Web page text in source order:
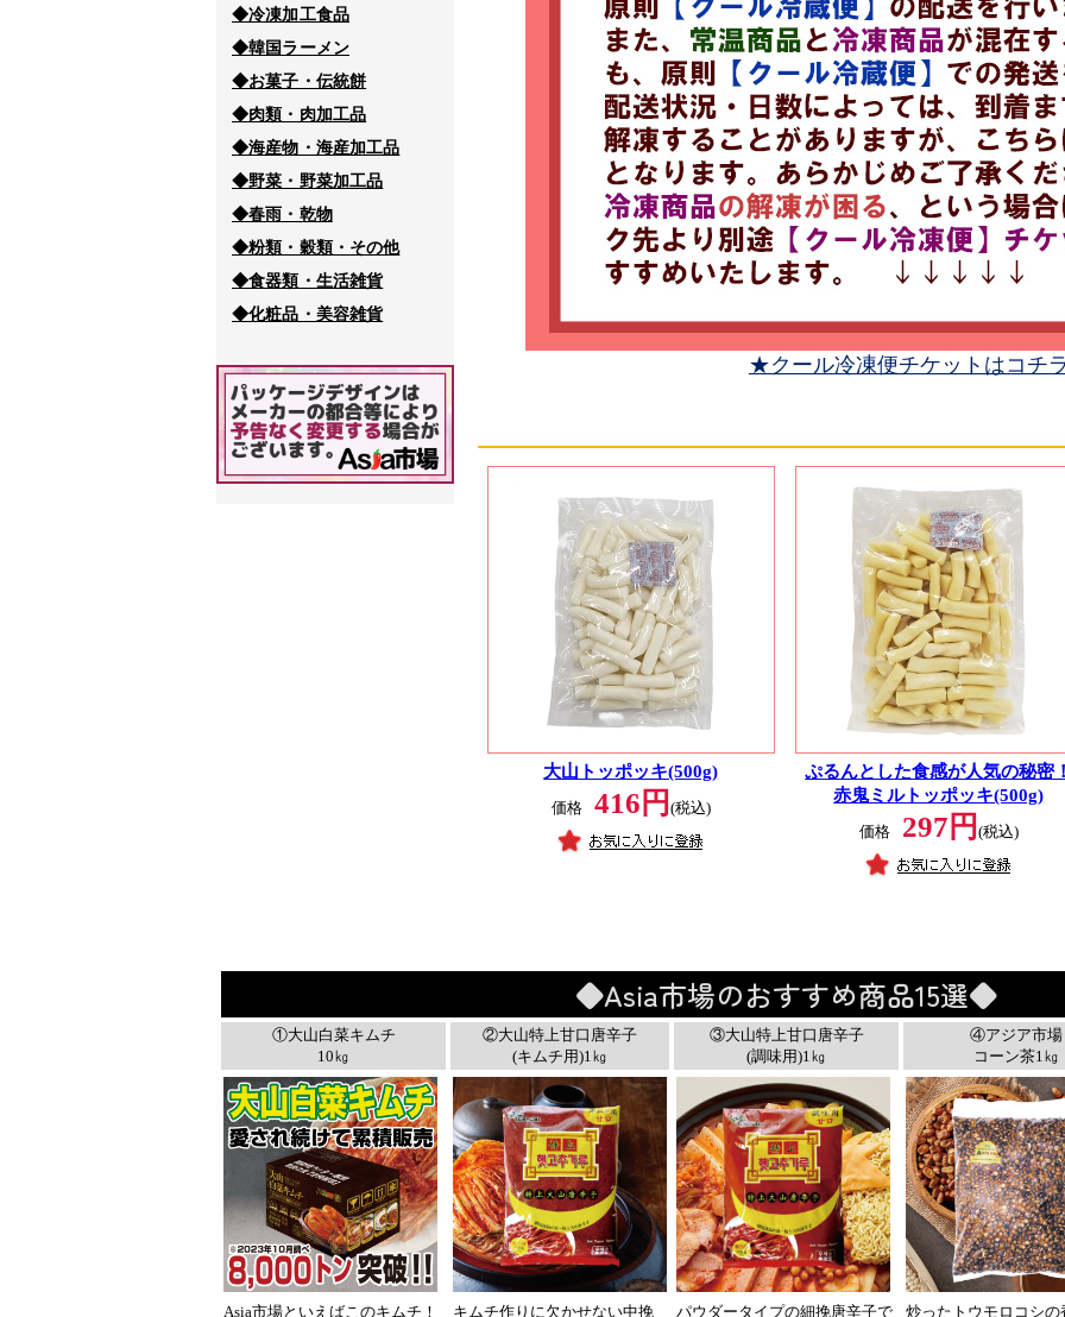
◆冷凍加工食品
◆韓国ラーメン
◆お菓子・伝統餅
◆肉類・肉加工品
◆海産物・海産加工品
◆野菜・野菜加工品
◆春雨・乾物
◆粉類・穀類・その他
◆食器類・生活雑貨
◆化粧品・美容雑貨
★クール冷凍便チケットはコチ
大山トッポッキ(500g)
価格 416円 (税込)
ぷるんとした食感が人気の秘密
赤鬼ミルトッポッキ(500g)
価格 297円 (税込)